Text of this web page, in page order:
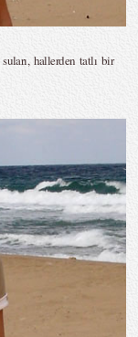
hallerden tatlı bir